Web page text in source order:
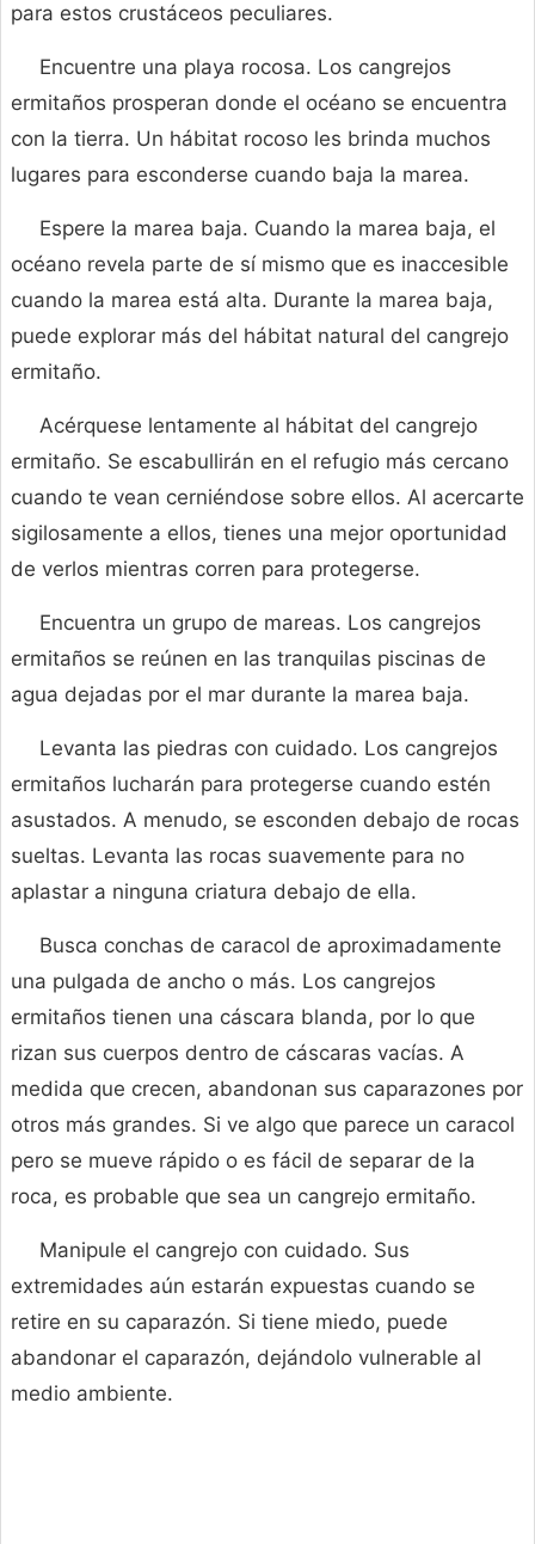
para estos crustáceos peculiares.
Encuentre una playa rocosa. Los cangrejos
ermitaños prosperan donde el océano se encuentra
con la tierra. Un hábitat rocoso les brinda muchos
lugares para esconderse cuando baja la marea.
Espere la marea baja. Cuando la marea baja, el
océano revela parte de sí mismo que es inaccesible
cuando la marea está alta. Durante la marea baja,
puede explorar más del hábitat natural del cangrejo
ermitaño.
Acérquese lentamente al hábitat del cangrejo
ermitaño. Se escabullirán en el refugio más cercano
cuando te vean cerniéndose sobre ellos. Al acercarte
sigilosamente a ellos, tienes una mejor oportunidad
de verlos mientras corren para protegerse.
Encuentra un grupo de mareas. Los cangrejos
ermitaños se reúnen en las tranquilas piscinas de
agua dejadas por el mar durante la marea baja.
Levanta las piedras con cuidado. Los cangrejos
ermitaños lucharán para protegerse cuando estén
asustados. A menudo, se esconden debajo de rocas
sueltas. Levanta las rocas suavemente para no
aplastar a ninguna criatura debajo de ella.
Busca conchas de caracol de aproximadamente
una pulgada de ancho o más. Los cangrejos
ermitaños tienen una cáscara blanda, por lo que
rizan sus cuerpos dentro de cáscaras vacías. A
medida que crecen, abandonan sus caparazones por
otros más grandes. Si ve algo que parece un caracol
pero se mueve rápido o es fácil de separar de la
roca, es probable que sea un cangrejo ermitaño.
Manipule el cangrejo con cuidado. Sus
extremidades aún estarán expuestas cuando se
retire en su caparazón. Si tiene miedo, puede
abandonar el caparazón, dejándolo vulnerable al
medio ambiente.